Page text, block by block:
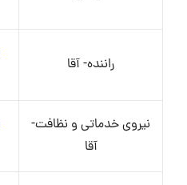
راننده- آقا
نیروی خدماتی و نظافت-
آقا